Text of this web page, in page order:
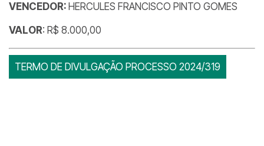
VENCEDOR: HERCULES FRANCISCO PINTO GOMES
VALOR: R$ 8.000,00
TERMO DE DIVULGAÇÃO PROCESSO 2024/319